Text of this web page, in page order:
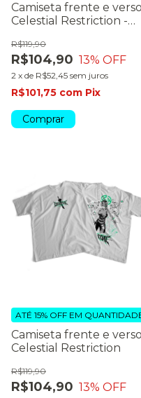
Camiseta frente e verso
Celestial Restriction -
R$104,90
R$119,90
13% OFF
2 x de R$52,45 sem juros
R$101,75 com Pix
Comprar
Camiseta frente e verso
Celestial Restriction
R$104,90
R$119,90
13% OFF
ATÉ 15% OFF EM